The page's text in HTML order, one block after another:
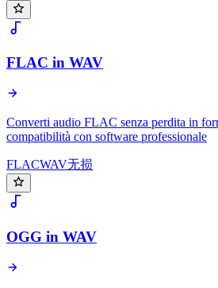
FLAC in WAV
Converti audio FLAC senza perdita in
compatibilità con software professionale
FLACWAV无损
OGG in WAV